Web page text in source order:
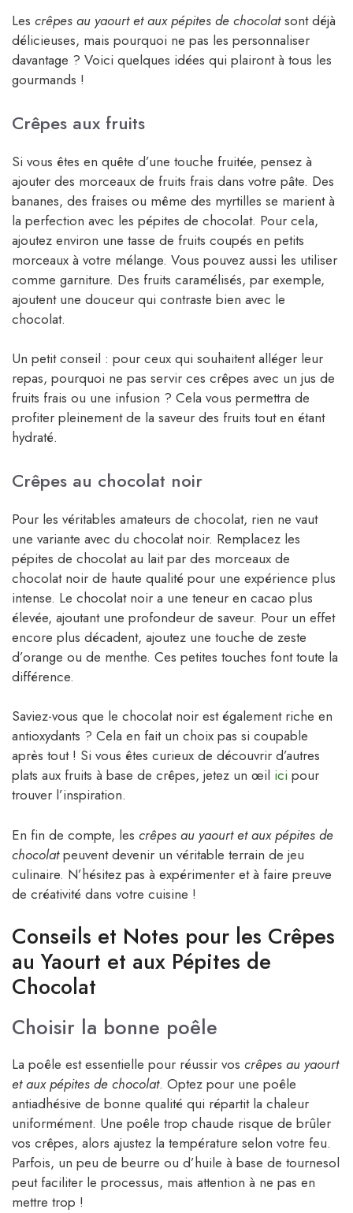
Les crêpes au yaourt et aux pépites de chocolatsont déjà
délicieuses, mais pourquoi ne pas les personnaliser
davantage ? Voici quelques idées qui plairont à tous les
gourmands !
Crêpes aux fruits
Si vous êtes en quête d’une touche fruitée, pensez à
ajouter des morceaux de fruits frais dans votre pâte. Des
bananes, des fraises ou même des myrtilles se marient à
la perfection avec les pépites de chocolat. Pour cela,
ajoutez environ une tasse de fruits coupés en petits
morceaux à votre mélange. Vous pouvez aussi les utiliser
comme garniture. Des fruits caramélisés, par exemple,
ajoutent une douceur qui contraste bien avec le
chocolat.
Un petit conseil : pour ceux qui souhaitent alléger leur
repas, pourquoi ne pas servir ces crêpes avec un jus de
fruits frais ou une infusion ? Cela vous permettra de
profiter pleinement de la saveur des fruits tout en étant
hydraté.
Crêpes au chocolat noir
Pour les véritables amateurs de chocolat, rien ne vaut
une variante avec du chocolat noir. Remplacez les
pépites de chocolat au lait par des morceaux de
chocolat noir de haute qualité pour une expérience plus
intense. Le chocolat noir a une teneur en cacao plus
élevée, ajoutant une profondeur de saveur. Pour un effet
encore plus décadent, ajoutez une touche de zeste
d’orange ou de menthe. Ces petites touches font toute la
différence.
Saviez-vous que le chocolat noir est également riche en
antioxydants ? Cela en fait un choix pas si coupable
après tout ! Si vous êtes curieux de découvrir d’autres
plats aux fruits à base de crêpes, jetez un œil ici pour
trouver l’inspiration.
En fin de compte, les crêpes au yaourt et aux pépites de
chocolatpeuvent devenir un véritable terrain de jeu
culinaire. N’hésitez pas à expérimenter et à faire preuve
de créativité dans votre cuisine !
Conseils et Notes pour les Crêpes
au Yaourt et aux Pépites de
Chocolat
Choisir la bonne poêle
La poêle est essentielle pour réussir vos crêpes au yaourt
et aux pépites de chocolat. Optez pour une poêle
antiadhésive de bonne qualité qui répartit la chaleur
uniformément. Une poêle trop chaude risque de brûler
vos crêpes, alors ajustez la température selon votre feu.
Parfois, un peu de beurre ou d’huile à base de tournesol
peut faciliter le processus, mais attention à ne pas en
mettre trop !